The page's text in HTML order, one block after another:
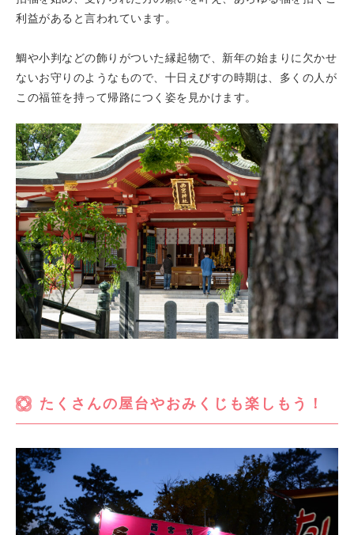
利益があると言われています。
鯛や小判などの飾りがついた縁起物で、新年の始まりに欠かせ
ないお守りのようなもので、十日えびすの時期は、多くの人が
この福笹を持って帰路につく姿を見かけます。
たくさんの屋台やおみくじも楽しもう！